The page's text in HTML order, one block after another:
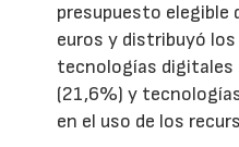
presupuesto elegible
euros y distribuyó
tecnologías digitales
(21,6%) y
en el uso de los